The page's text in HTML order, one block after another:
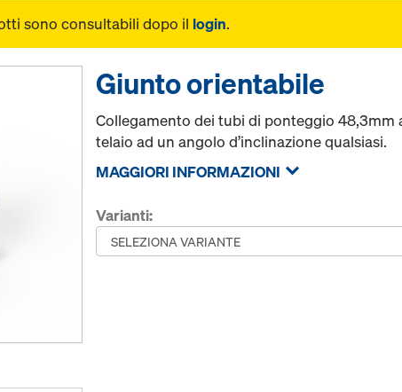
sono consultabili dopo il login.
Giunto orientabile
Collegamento dei tubi di ponteggio
telaio ad un angolo d’inclinazione qualsiasi.
MAGGIORI INFORMAZIONI
Varianti: